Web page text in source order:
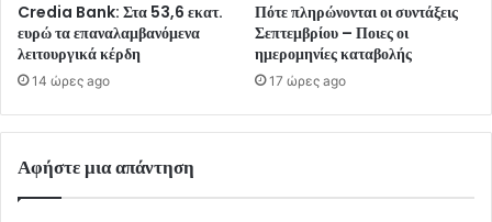
Credia Bank: Στα 53,6 εκατ.
ευρώ τα επαναλαμβανόμενα
λειτουργικά κέρδη
14 ώρες ago
Πότε πληρώνονται οι συντάξεις
Σεπτεμβρίου – Ποιες οι
ημερομηνίες καταβολής
17 ώρες ago
Αφήστε μια απάντηση